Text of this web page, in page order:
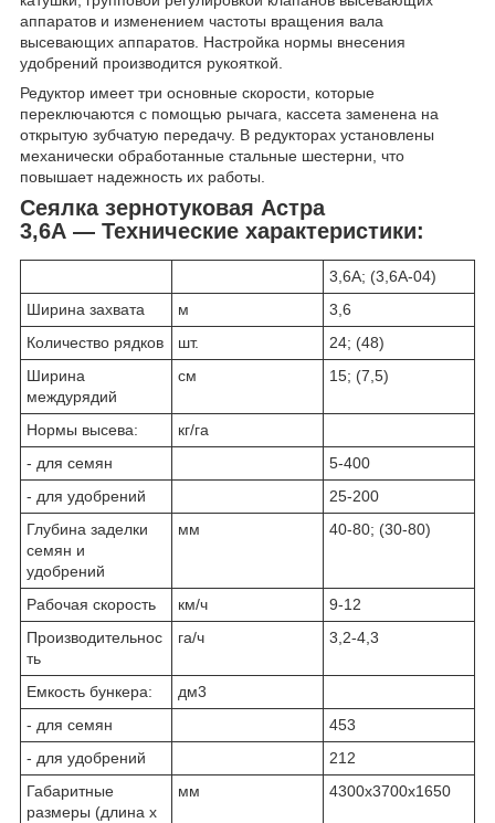
аппаратов и изменением частоты вращения вала
высевающих аппаратов. Настройка нормы внесения
удобрений производится рукояткой.
Редуктор имеет три основные скорости, которые
переключаются с помощью рычага, кассета заменена на
открытую зубчатую передачу. В редукторах установлены
механически обработанные стальные шестерни, что
повышает надежность их работы.
Сеялка зернотуковая Астра
3,6А — Технические характеристики:
3,6А; (3,6А-04)
Ширина захвата
м
3,6
Количество рядков
шт.
24; (48)
Ширина
междурядий
см 15; (7,5)
Нормы высева:
кг/га
- для семян
5-400
- для удобрений
25-200
Глубина заделки
семян и
удобрений
мм 40-80; (30-80)
Рабочая скорость км/ч
9-12
Производительнос
ть
га/ч 3,2-4,3
Емкость бункера:
дм3
- для семян
453
- для удобрений
212
Габаритные
размеры (длина х
мм 4300х3700х1650